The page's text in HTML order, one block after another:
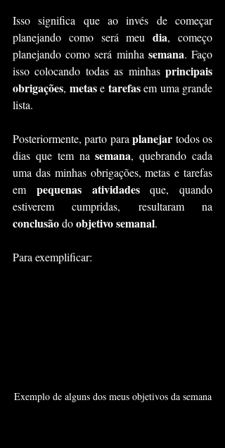
Isso significa que ao invés de começar
planejando como será meu dia, começo
planejando como será minha semana. Faço
isso colocando todas as minhas principais
obrigações, metas e tarefas em uma grande
lista.
Posteriormente, parto para planejar todos os
dias que tem na semana, quebrando cada
uma das minhas obrigações, metas e tarefas
em pequenas atividades que, quando
conclusão do objetivo semanal.
Para exemplificar:
Exemplo de alguns dos meus objetivos da semana